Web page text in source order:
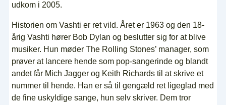
udkom i 2005.
Historien om Vashti er ret vild. Året er 1963 og den 18-
årig Vashti hører Bob Dylan og beslutter sig for at blive
musiker. Hun møder The Rolling Stones’ manager, som
prøver at lancere hende som pop-sangerinde og blandt
andet får Mich Jagger og Keith Richards til at skrive et
nummer til hende. Han er så til gengæld ret ligeglad med
de fine uskyldige sange, hun selv skriver. Dem tror